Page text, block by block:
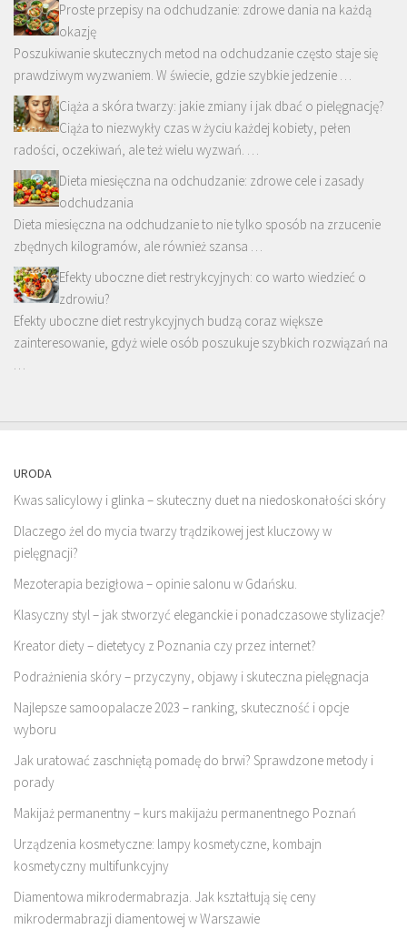
Proste przepisy na odchudzanie: zdrowe dania na każdą
okazję
Poszukiwanie skutecznych metod na odchudzanie często staje się
prawdziwym wyzwaniem. W świecie, gdzie szybkie jedzenie …
Ciąża a skóra twarzy: jakie zmiany i jak dbać o pielęgnację?
Ciąża to niezwykły czas w życiu każdej kobiety, pełen
radości, oczekiwań, ale też wielu wyzwań. …
Dieta miesięczna na odchudzanie: zdrowe cele i zasady
odchudzania
Dieta miesięczna na odchudzanie to nie tylko sposób na zrzucenie
zbędnych kilogramów, ale również szansa …
Efekty uboczne diet restrykcyjnych: co warto wiedzieć o
zdrowiu?
Efekty uboczne diet restrykcyjnych budzą coraz większe
zainteresowanie, gdyż wiele osób poszukuje szybkich rozwiązań na
…
URODA
Kwas salicylowy i glinka – skuteczny duet na niedoskonałości skóry
Dlaczego żel do mycia twarzy trądzikowej jest kluczowy w
pielęgnacji?
Mezoterapia bezigłowa – opinie salonu w Gdańsku.
Klasyczny styl – jak stworzyć eleganckie i ponadczasowe stylizacje?
Kreator diety – dietetycy z Poznania czy przez internet?
Podrażnienia skóry – przyczyny, objawy i skuteczna pielęgnacja
Najlepsze samoopalacze 2023 – ranking, skuteczność i opcje
wyboru
Jak uratować zaschniętą pomadę do brwi? Sprawdzone metody i
porady
Makijaż permanentny – kurs makijażu permanentnego Poznań
Urządzenia kosmetyczne: lampy kosmetyczne, kombajn
kosmetyczny multifunkcyjny
Diamentowa mikrodermabrazja. Jak kształtują się ceny
mikrodermabrazji diamentowej w Warszawie